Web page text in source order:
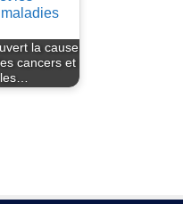
la cause
cancers et
les…